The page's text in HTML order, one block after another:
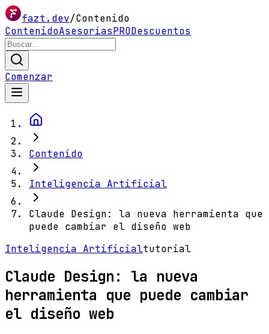
fazt.dev/Contenido
ContenidoAsesoríasPRODescuentos
Comenzar
Contenido
Inteligencia Artificial
Claude Design: la nueva herramienta que
puede cambiar el diseño web
Inteligencia Artificialtutorial
Claude Design: la nueva
herramienta que puede cambiar
el diseño web